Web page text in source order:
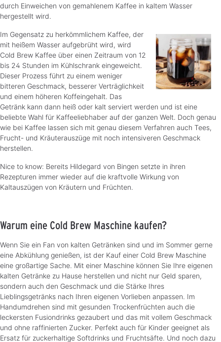
durch Einweichen von gemahlenem Kaffee in kaltem Wasser
hergestellt wird.
Im Gegensatz zu herkömmlichem Kaffee, der
mit heißem Wasser aufgebrüht wird, wird
Cold Brew Kaffee über einen Zeitraum von 12
bis 24 Stunden im Kühlschrank eingeweicht.
Dieser Prozess führt zu einem weniger
bitteren Geschmack, besserer Verträglichkeit
und einem höheren Koffeingehalt. Das
Getränk kann dann heiß oder kalt serviert werden und ist eine
beliebte Wahl für Kaffeeliebhaber auf der ganzen Welt. Doch genau
wie bei Kaffee lassen sich mit genau diesem Verfahren auch Tees,
Frucht- und Kräuterauszüge mit noch intensiveren Geschmack
herstellen.
Nice to know: Bereits Hildegard von Bingen setzte in ihren
Rezepturen immer wieder auf die kraftvolle Wirkung von
Kaltauszügen von Kräutern und Früchten.
Warum eine Cold Brew Maschine kaufen?
Wenn Sie ein Fan von kalten Getränken sind und im Sommer gerne
eine Abkühlung genießen, ist der Kauf einer Cold Brew Maschine
eine großartige Sache. Mit einer Maschine können Sie Ihre eigenen
kalten Getränke zu Hause herstellen und nicht nur Geld sparen,
sondern auch den Geschmack und die Stärke Ihres
Lieblingsgetränks nach Ihren eigenen Vorlieben anpassen. Im
Handumdrehen sind mit gesunden Trockenfrüchten auch die
leckersten Fusiondrinks gezaubert und das mit vollem Geschmack
und ohne raffinierten Zucker. Perfekt auch für Kinder geeignet als
Ersatz für zuckerhaltige Softdrinks und Fruchtsäfte. Und noch dazu